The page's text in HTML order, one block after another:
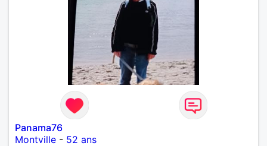
Panama76
Montville - 52 ans